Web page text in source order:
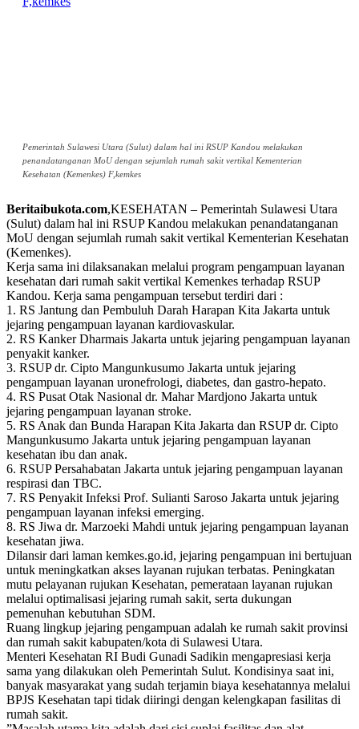
Pemerintah Sulawesi Utara (Sulut) dalam hal ini RSUP Kandou melakukan
penandatanganan MoU dengan sejumlah rumah sakit vertikal Kementerian
Kesehatan (Kemenkes) F,kemkes
Beritaibukota.com,KESEHATAN – Pemerintah Sulawesi Utara
(Sulut) dalam hal ini RSUP Kandou melakukan penandatanganan
MoU dengan sejumlah rumah sakit vertikal Kementerian Kesehatan
(Kemenkes).
Kerja sama ini dilaksanakan melalui program pengampuan layanan
kesehatan dari rumah sakit vertikal Kemenkes terhadap RSUP
Kandou. Kerja sama pengampuan tersebut terdiri dari :
1. RS Jantung dan Pembuluh Darah Harapan Kita Jakarta untuk
jejaring pengampuan layanan kardiovaskular.
2. RS Kanker Dharmais Jakarta untuk jejaring pengampuan layanan
penyakit kanker.
3. RSUP dr. Cipto Mangunkusumo Jakarta untuk jejaring
pengampuan layanan uronefrologi, diabetes, dan gastro-hepato.
4. RS Pusat Otak Nasional dr. Mahar Mardjono Jakarta untuk
jejaring pengampuan layanan stroke.
5. RS Anak dan Bunda Harapan Kita Jakarta dan RSUP dr. Cipto
Mangunkusumo Jakarta untuk jejaring pengampuan layanan
kesehatan ibu dan anak.
6. RSUP Persahabatan Jakarta untuk jejaring pengampuan layanan
respirasi dan TBC.
7. RS Penyakit Infeksi Prof. Sulianti Saroso Jakarta untuk jejaring
pengampuan layanan infeksi emerging.
8. RS Jiwa dr. Marzoeki Mahdi untuk jejaring pengampuan layanan
kesehatan jiwa.
Dilansir dari laman kemkes.go.id, jejaring pengampuan ini bertujuan
untuk meningkatkan akses layanan rujukan terbatas. Peningkatan
mutu pelayanan rujukan Kesehatan, pemerataan layanan rujukan
melalui optimalisasi jejaring rumah sakit, serta dukungan
pemenuhan kebutuhan SDM.
Ruang lingkup jejaring pengampuan adalah ke rumah sakit provinsi
dan rumah sakit kabupaten/kota di Sulawesi Utara.
Menteri Kesehatan RI Budi Gunadi Sadikin mengapresiasi kerja
sama yang dilakukan oleh Pemerintah Sulut. Kondisinya saat ini,
banyak masyarakat yang sudah terjamin biaya kesehatannya melalui
BPJS Kesehatan tapi tidak diiringi dengan kelengkapan fasilitas di
rumah sakit.